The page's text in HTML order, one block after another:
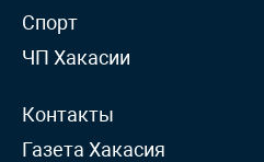
Спорт
ЧП Хакасии
Контакты
Газета Хакасия